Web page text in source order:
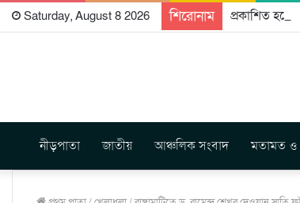
Saturday, August 8 2026 শিরোনাম প্রকাশিত হতে
নীড়পাতা জাতীয় আঞ্চলিক সংবাদ মতামত ও